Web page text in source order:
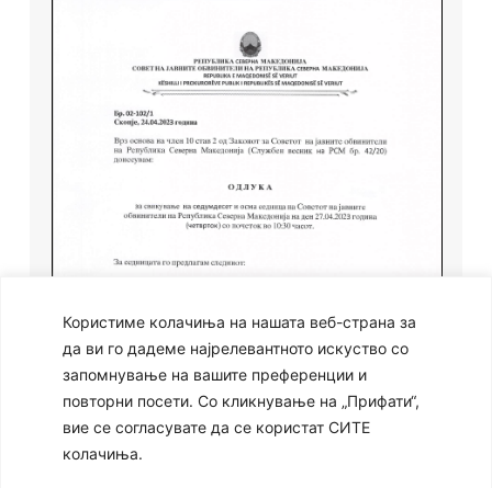
Користиме колачиња на нашата веб-страна за
да ви го дадеме најрелевантното искуство со
запомнување на вашите преференции и
повторни посети. Со кликнување на „Прифати“,
вие се согласувате да се користат СИТЕ
колачиња.